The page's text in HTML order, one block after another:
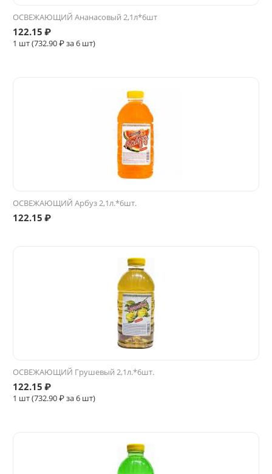
ОСВЕЖАЮЩИЙ Ананасовый 2,1л*6шт
122.15 ₽
1 шт (732.90₽ за 6 шт)
ОСВЕЖАЮЩИЙ Арбуз 2,1л.*6шт.
122.15 ₽
ОСВЕЖАЮЩИЙ Грушевый 2,1л.*6шт.
122.15 ₽
1 шт (732.90₽ за 6 шт)